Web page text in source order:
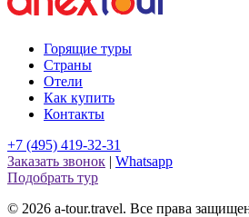
Горящие туры
Страны
Отели
Как купить
Контакты
+7 (495) 419-32-31
Заказать звонок | Whatsapp
Подобрать тур
© 2026 a-tour.travel. Все права